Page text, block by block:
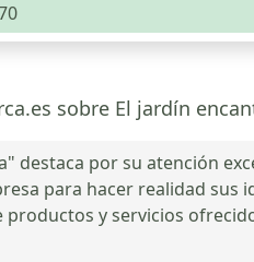
sobre El jardín
destaca por su atención
para hacer realidad
productos y servicios